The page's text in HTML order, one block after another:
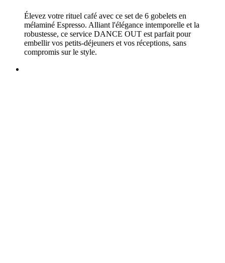
Élevez votre rituel café avec ce set de 6 gobelets en
mélaminé Espresso. Alliant l'élégance intemporelle et la
robustesse, ce service DANCE OUT est parfait pour
embellir vos petits-déjeuners et vos réceptions, sans
compromis sur le style.